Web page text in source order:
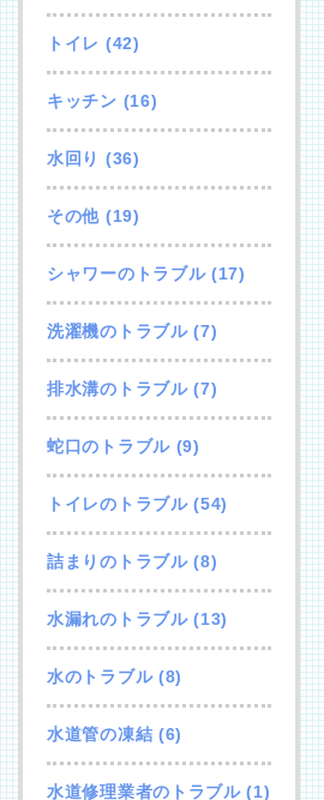
トイレ (42)
キッチン (16)
水回り (36)
その他 (19)
シャワーのトラブル(17)
洗濯機のトラブル(7)
排水溝のトラブル(7)
蛇口のトラブル(9)
トイレのトラブル(54)
詰まりのトラブル(8)
水漏れのトラブル(13)
水のトラブル(8)
水道管の凍結 (6)
水道修理業者のトラブル(1)